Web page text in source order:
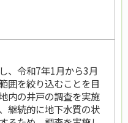
、令和7年1月から3月
囲を絞り込むことを目
内の井戸の調査を実施
継続的に地下水質の状